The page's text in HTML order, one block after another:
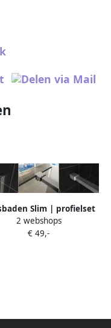
Slim | profielset
200 cm + 120 cm
| Incl.Glas-
2 webshops
€ 49,-